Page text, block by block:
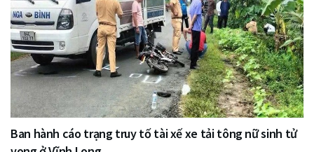
Ban hành cáo trạng truy tố tài xế xe tải tông nữ sinh tử